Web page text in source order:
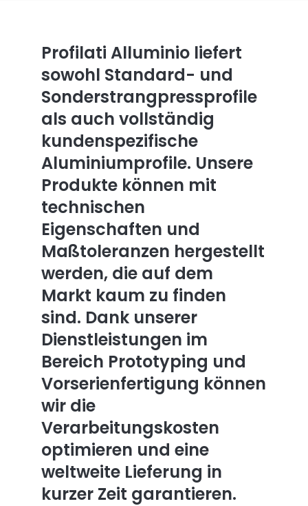
Profilati Alluminio liefert
sowohl Standard- und
Sonderstrangpressprofile
als auch vollständig
kundenspezifische
Aluminiumprofile. Unsere
Produkte können mit
technischen
Eigenschaften und
Maßtoleranzen hergestellt
werden, die auf dem
Markt kaum zu finden
sind. Dank unserer
Dienstleistungen im
Bereich Prototyping und
Vorserienfertigung können
wir die
Verarbeitungskosten
optimieren und eine
weltweite Lieferung in
kurzer Zeit garantieren.